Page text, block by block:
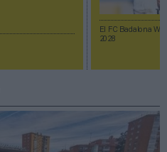
El FC Badalona
2028